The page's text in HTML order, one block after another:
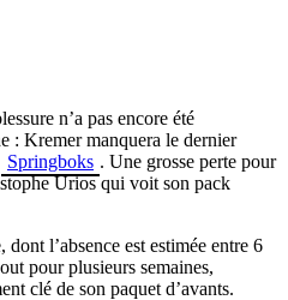
n’a pas encore été
: Kremer manquera le dernier
Springboks . Une grosse perte pour
Urios qui voit son pack
l’absence est estimée entre 6
pour plusieurs semaines,
clé de son paquet d’avants.